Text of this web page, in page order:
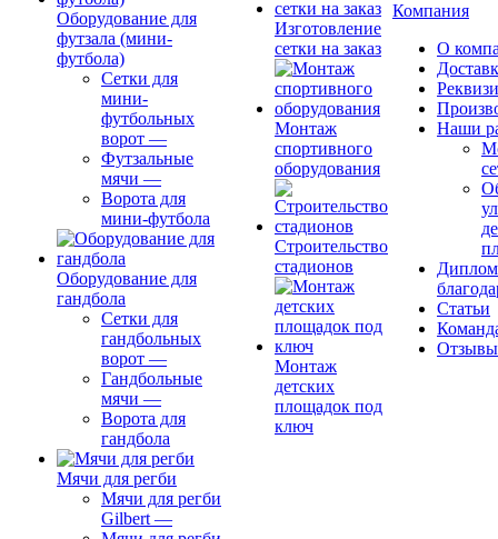
Оборудование для
футзала (мини-
футбола)
Сетки для
мини-
футбольных
ворот —
Футзальные
мячи —
Ворота для
мини-футбола
Оборудование для
гандбола
Сетки для
гандбольных
ворот —
Гандбольные
мячи —
Ворота для
гандбола
Мячи для регби
Мячи для регби
Gilbert —
Изготовление
сетки на заказ
Монтаж
спортивного
оборудования
Строительство
стадионов
Монтаж
детских
площадок под
ключ
Компания
О
Наши
Статьи
Отзывы